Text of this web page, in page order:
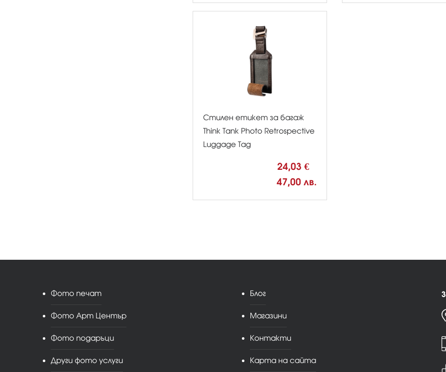
Стилен етикет за багаж
Think Tank Photo Retrospective
Luggage Tag
24,03 €
47,00 лв.
Фото печат
Фото Арт Център
Фото подаръци
Други фото услуги
Блог
Магазини
Контакти
Карта на сайта